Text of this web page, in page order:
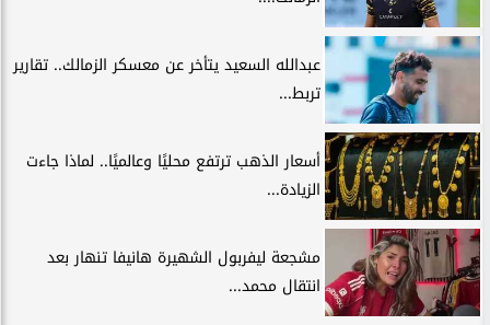
عبدالله السعيد يتأخر عن معسكر الزمالك.. تقارير
تربط...
أسعار الذهب ترتفع محليًا وعالميًا.. لماذا جاءت
الزيادة...
مشجعة ليفربول الشهيرة هانيفا تنهار بعد
انتقال محمد...